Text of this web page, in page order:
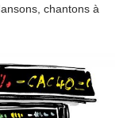
chantons à